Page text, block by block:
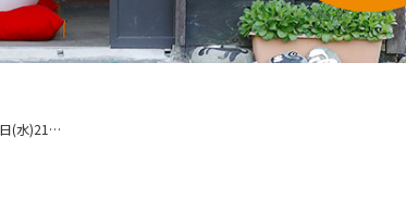
【お知らせ】2月21日(水)21時より第8回MAW茶会を開催します（ゲスト：石黒健一さん）